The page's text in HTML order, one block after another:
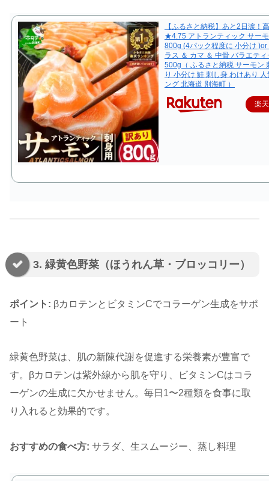
【ふるさと納税】あと2日涙！
★4.75 アトランティック サー
800g (4パック程度に 小分け )or
ラス ＆ カマ ＆ 中骨 バラエテ
500g（ ふるさと納税 サーモン
り 小分け 鮭 刺し身 わけあり
ング 北海道 別海町 ）
楽
3. 緑黄色野菜（ほうれん草・ブロッコリー）
ポイント: βカロテンとビタミンCでコラーゲン生成をサポ
ート
緑黄色野菜は、肌の新陳代謝を促進する栄養素が豊富で
す。βカロテンは紫外線から肌を守り、ビタミンCはコラ
ーゲンの生成に欠かせません。毎日1〜2種類を食事に取
り入れると効果的です。
おすすめの食べ方: サラダ、生スムージー、蒸し料理